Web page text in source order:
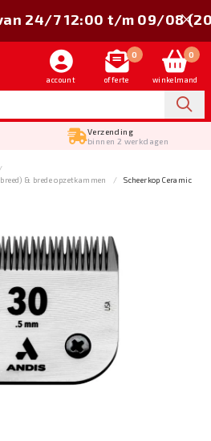
account
0
offerte
0
winkelmand
Verzending
binnen 2 werkdagen
24/7 12:00 t/m 09/08
& brede opzetkammen
Scheerkop Ceramic